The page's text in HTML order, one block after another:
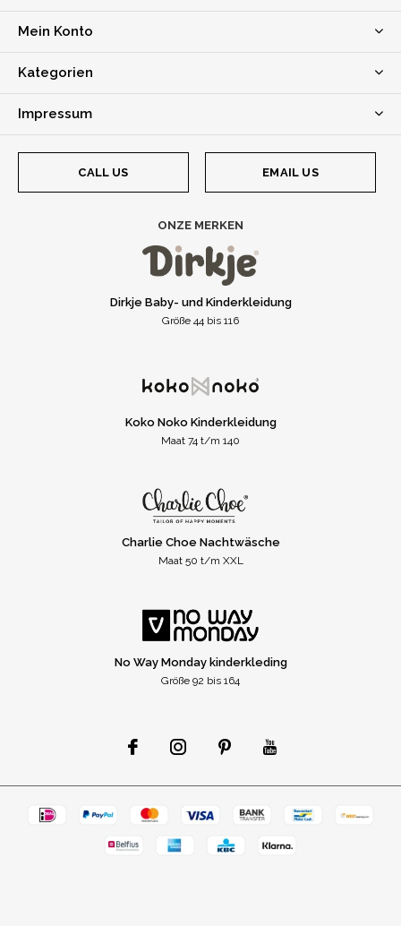
Mein Konto
Kategorien
Impressum
CALL US EMAIL US
ONZE MERKEN
Dirkje Baby- und Kinderkleidung
Größe 44 bis 116
Koko Noko Kinderkleidung
Maat 74 t/m 140
Charlie Choe Nachtwäsche
Maat 50 t/m XXL
No Way Monday kinderkleding
Größe 92 bis 164